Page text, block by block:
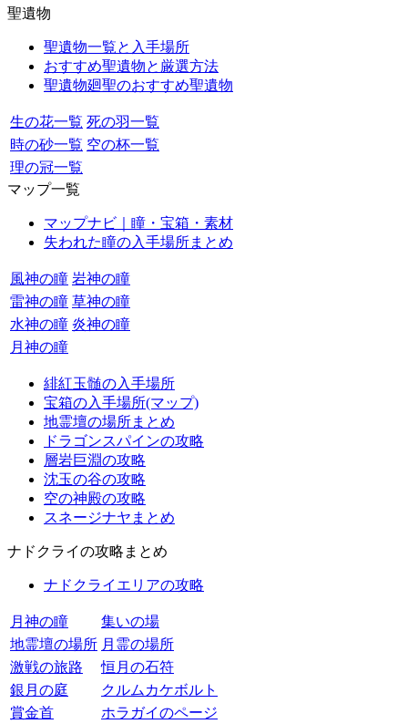
聖遺物
聖遺物一覧と入手場所
おすすめ聖遺物と厳選方法
聖遺物廻聖のおすすめ聖遺物
生の花一覧 死の羽一覧
時の砂一覧 空の杯一覧
理の冠一覧
マップ一覧
マップナビ｜瞳・宝箱・素材
失われた瞳の入手場所まとめ
風神の瞳 岩神の瞳
雷神の瞳 草神の瞳
水神の瞳 炎神の瞳
月神の瞳
緋紅玉髄の入手場所
宝箱の入手場所(マップ)
地霊壇の場所まとめ
ドラゴンスパインの攻略
層岩巨淵の攻略
沈玉の谷の攻略
空の神殿の攻略
スネージナヤまとめ
ナドクライの攻略まとめ
ナドクライエリアの攻略
月神の瞳
集いの場
地霊壇の場所 月霊の場所
激戦の旅路
恒月の石符
銀月の庭
クルムカケボルト
賞金首
ホラガイのページ